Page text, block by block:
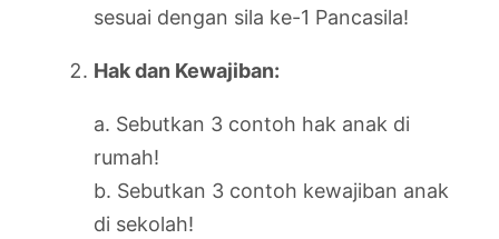
sesuai dengan sila ke-1 Pancasila!
Hak dan Kewajiban:
a. Sebutkan 3 contoh hak anak di
rumah!
b. Sebutkan 3 contoh kewajiban anak
di sekolah!